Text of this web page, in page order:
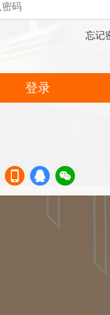
忘记
登录
机登
登录
信登